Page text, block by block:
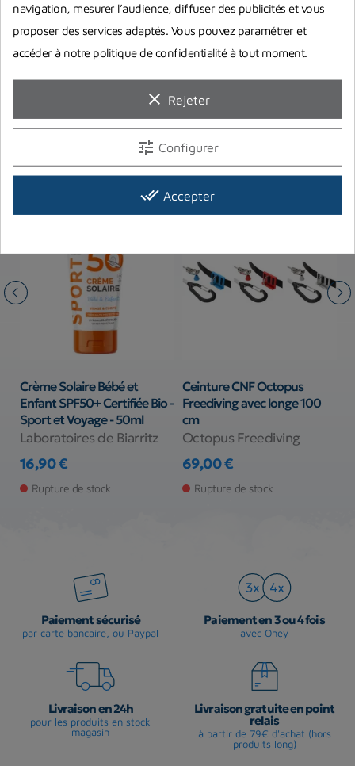
Aquafirst
Vous aimerez aussi
Crème Solaire Bébé et
Enfant SPF50+ Certifiée Bio -
Sport et Voyage - 50ml
Laboratoires de Biarritz
Prix
16,90 €
Rupture de stock
Ceinture CNF Octopus
Freediving avec longe 100
cm
Octopus Freediving
Prix
69,00 €
Rupture de stock
Paiement sécurisé
par carte bancaire, ou Paypal
Paiement en 3 ou 4 fois
avec Oney
Livraison en 24h
pour les produits en stock
magasin
Livraison gratuite en point
relais
à partir de 79€ d'achat (hors
produits long)
navigation, mesurer l’audience, diffuser des publicités et vous
proposer des services adaptés. Vous pouvez paramétrer et
accéder à notre politique de confidentialité à tout moment.
clear Rejeter
tune Configurer
done_all Accepter